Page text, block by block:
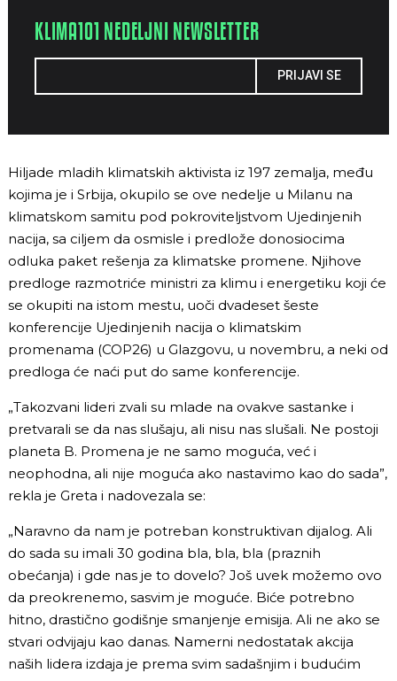
KLIMA101 NEDELJNI NEWSLETTER
PRIJAVI SE
Hiljade mladih klimatskih aktivista iz 197 zemalja, među
kojima je i Srbija, okupilo se ove nedelje u Milanu na
klimatskom samitu pod pokroviteljstvom Ujedinjenih
nacija, sa ciljem da osmisle i predlože donosiocima
odluka paket rešenja za klimatske promene. Njihove
predloge razmotriće ministri za klimu i energetiku koji će
se okupiti na istom mestu, uoči dvadeset šeste
konferencije Ujedinjenih nacija o klimatskim
promenama (COP26) u Glazgovu, u novembru, a neki od
predloga će naći put do same konferencije.
„Takozvani lideri zvali su mlade na ovakve sastanke i
pretvarali se da nas slušaju, ali nisu nas slušali. Ne postoji
planeta B. Promena je ne samo moguća, već i
neophodna, ali nije moguća ako nastavimo kao do sada”,
rekla je Greta i nadovezala se:
„Naravno da nam je potreban konstruktivan dijalog. Ali
do sada su imali 30 godina bla, bla, bla (praznih
obećanja) i gde nas je to dovelo? Još uvek možemo ovo
da preokrenemo, sasvim je moguće. Biće potrebno
hitno, drastično godišnje smanjenje emisija. Ali ne ako se
stvari odvijaju kao danas. Namerni nedostatak akcija
naših lidera izdaja je prema svim sadašnjim i budućim